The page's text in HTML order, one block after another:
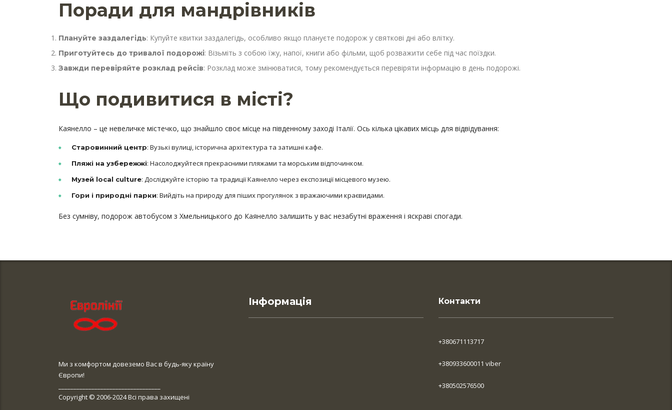
Поради для мандрівників
Плануйте заздалегідь: Купуйте квитки заздалегідь, особливо якщо плануєте подорож у святкові дні або влітку.
Приготуйтесь до тривалої подорожі: Візьміть з собою їжу, напої, книги або фільми, щоб розважити себе під час поїздки.
Завжди перевіряйте розклад рейсів: Розклад може змінюватися, тому рекомендується перевіряти інформацію в день подорожі.
Що подивитися в місті?
Каянелло – це невеличке містечко, що знайшло своє місце на південному заході Італії. Ось кілька цікавих місць для відвідування:
Старовинний центр: Вузькі вулиці, історична архітектура та затишні кафе.
Пляжі на узбережжі: Насолоджуйтеся прекрасними пляжами та морським відпочинком.
Музей local culture: Досліджуйте історію та традиції Каянелло через експозиції місцевого музею.
Гори і природні парки: Вийдіть на природу для піших прогулянок з вражаючими краєвидами.
Без сумніву, подорож автобусом з Хмельницького до Каянелло залишить у вас незабутні враження і яскраві спогади.
Ми з комфортом довеземо Вас в будь-яку країну
Європи!
Copyright © 2006-2024 Всі права захищені
Інформація Контакти
+380671113717
+380933600011 viber
+380502576500